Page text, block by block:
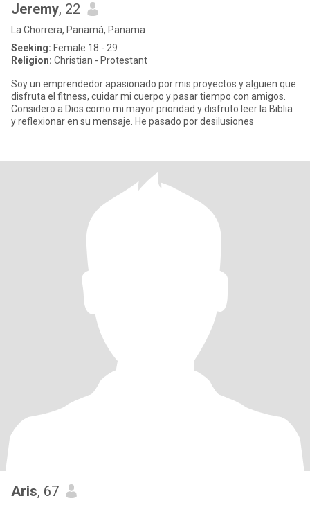
Jeremy, 22
La Chorrera, Panamá, Panama
Seeking: Female 18 - 29
Religion: Christian - Protestant
Soy un emprendedor apasionado por mis proyectos y alguien que
disfruta el fitness, cuidar mi cuerpo y pasar tiempo con amigos.
Considero a Dios como mi mayor prioridad y disfruto leer la Biblia
y reflexionar en su mensaje. He pasado por desilusiones
Aris, 67